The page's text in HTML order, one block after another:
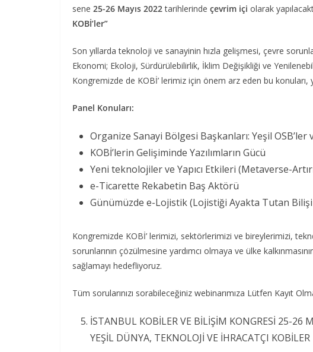
sene 25-26 Mayıs 2022tarihlerinde çevrim içi olarak
KOBİ’ler”
Son yıllarda teknoloji ve sanayinin hızla gelişmesi, çevre
Ekonomi; Ekoloji, Sürdürülebilirlik, İklim Değişikliği ve
Kongremizde de KOBİ’ lerimiz için önem arz eden bu
Panel Konuları:
Organize Sanayi Bölgesi Başkanları: Yeşil OSB’ler
KOBİ’lerin Gelişiminde Yazılımların Gücü
Yeni teknolojiler ve Yapıcı Etkileri (Metaverse-
e-Ticarette Rekabetin Baş Aktörü
Günümüzde e-Lojistik (Lojistiği Ayakta Tutan
Kongremizde KOBİ’ lerimizi, sektörlerimizi ve bireylerimizi,
sorunlarının çözülmesine yardımcı olmaya ve ülke
sağlamayı hedefliyoruz.
Tüm sorularınızı sorabileceğiniz webinarımıza Lütfen Kayıt
İSTANBUL KOBİLER VE BİLİŞİM KONGRESİ 25-26
YEŞİL DÜNYA, TEKNOLOJİ VE İHRACATÇI KOBİLER